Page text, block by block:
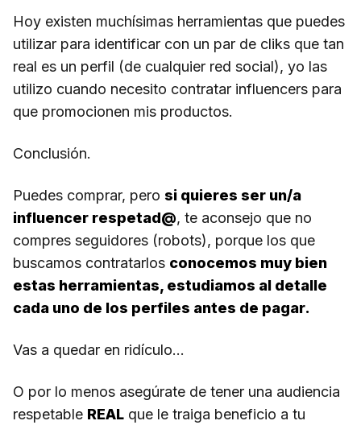
Hoy existen muchísimas herramientas que puedes
utilizar para identificar con un par de cliks que tan
real es un perfil (de cualquier red social), yo las
utilizo cuando necesito contratar influencers para
que promocionen mis productos.
Conclusión.
Puedes comprar, pero si quieres ser un/a
influencer respetad@, te aconsejo que no
compres seguidores (robots), porque los que
buscamos contratarlos conocemos muy bien
estas herramientas, estudiamos al detalle
cada uno de los perfiles antes de pagar.
Vas a quedar en ridículo…
O por lo menos asegúrate de tener una audiencia
respetable REAL que le traiga beneficio a tu